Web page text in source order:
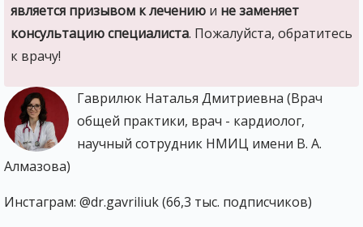
является призывом к лечению и не заменяет
консультацию специалиста. Пожалуйста, обратитесь
к врачу!
Гаврилюк Наталья Дмитриевна (Врач
общей практики, врач - кардиолог,
научный сотрудник НМИЦ имени В. А.
Алмазова)
Инстаграм: @dr.gavriliuk (66,3 тыс. подписчиков)